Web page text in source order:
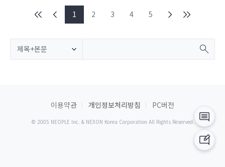
1 2 3 4 5
제목+본문
이용약관 개인정보처리방침 PC버전
© 2005 NEOPLE Inc. & NEXON Korea Corporation All Rights Reserved.